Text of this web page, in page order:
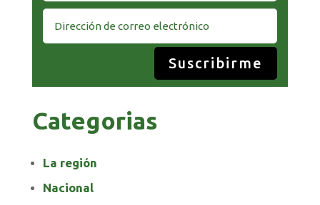
Suscribirme
Categorias
La región
Nacional